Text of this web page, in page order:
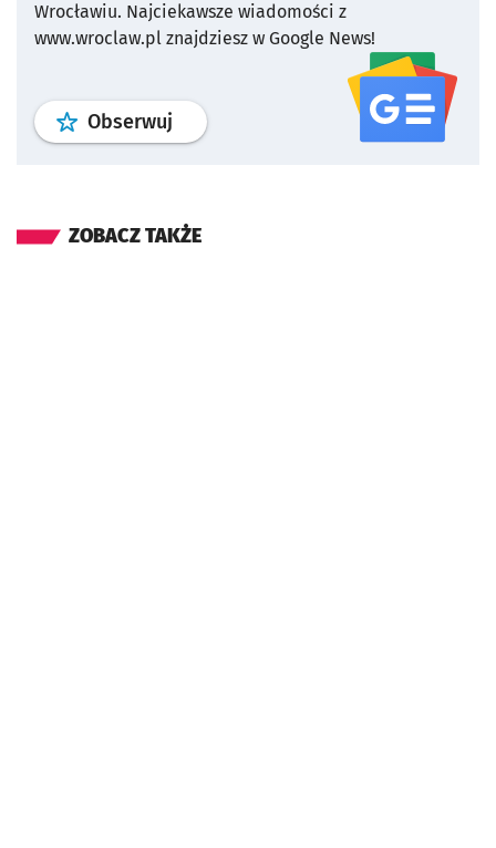
Wrocławiu. Najciekawsze wiadomości z
www.wroclaw.pl znajdziesz w Google News!
Obserwuj profil serwisu
ZOBACZ TAKŻE